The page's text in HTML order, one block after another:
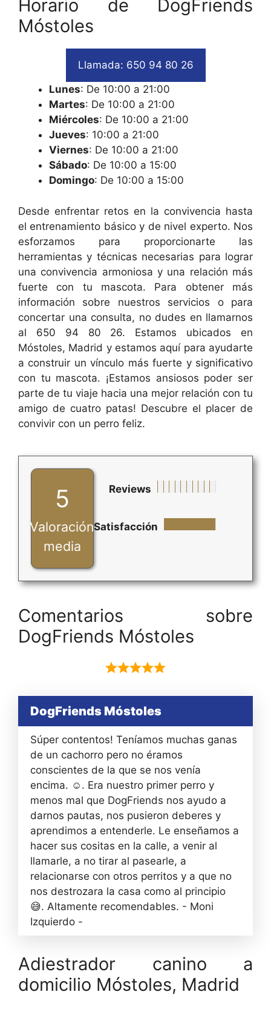
Horario de DogFriends
Móstoles
Llamada: 650 94 80 26
Lunes: De 10:00 a 21:00
Martes: De 10:00 a 21:00
Miércoles: De 10:00 a 21:00
Jueves: 10:00 a 21:00
Viernes: De 10:00 a 21:00
Sábado: De 10:00 a 15:00
Domingo: De 10:00 a 15:00
Desde enfrentar retos en la convivencia hasta
el entrenamiento básico y de nivel experto. Nos
esforzamos para proporcionarte las
herramientas y técnicas necesarias para lograr
una convivencia armoniosa y una relación más
fuerte con tu mascota. Para obtener más
información sobre nuestros servicios o para
concertar una consulta, no dudes en llamarnos
al 650 94 80 26. Estamos ubicados en
Móstoles, Madrid y estamos aquí para ayudarte
a construir un vínculo más fuerte y significativo
con tu mascota. ¡Estamos ansiosos poder ser
parte de tu viaje hacia una mejor relación con tu
amigo de cuatro patas! Descubre el placer de
convivir con un perro feliz.
5
Valoración
media
Reviews
Satisfacción
Comentarios sobre
DogFriends Móstoles
DogFriends Móstoles
Súper contentos! Teníamos muchas ganas
de un cachorro pero no éramos
conscientes de la que se nos venía
encima. ☺️. Era nuestro primer perro y
menos mal que DogFriends nos ayudo a
darnos pautas, nos pusieron deberes y
aprendimos a entenderle. Le enseñamos a
hacer sus cositas en la calle, a venir al
llamarle, a no tirar al pasearle, a
relacionarse con otros perritos y a que no
nos destrozara la casa como al principio
😅. Altamente recomendables. - Moni
Izquierdo -
Adiestrador canino a
domicilio Móstoles, Madrid